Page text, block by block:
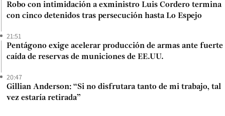
Robo con intimidación a exministro Luis Cordero termina
con cinco detenidos tras persecución hasta Lo Espejo
21:51
Pentágono exige acelerar producción de armas ante fuerte
caída de reservas de municiones de EE.UU.
20:47
Gillian Anderson: “Si no disfrutara tanto de mi trabajo, tal
vez estaría retirada”